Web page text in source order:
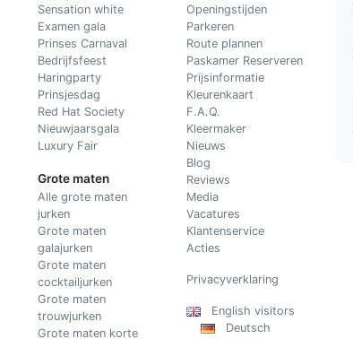
Sensation white
Examen gala
Prinses Carnaval
Bedrijfsfeest
Haringparty
Prinsjesdag
Red Hat Society
Nieuwjaarsgala
Luxury Fair
Grote maten
Alle grote maten
jurken
Grote maten
galajurken
Grote maten
cocktailjurken
Grote maten
trouwjurken
Grote maten korte
Openingstijden
Parkeren
Route plannen
Paskamer Reserveren
Prijsinformatie
Kleurenkaart
F.A.Q.
Kleermaker
Nieuws
Blog
Reviews
Media
Vacatures
Klantenservice
Acties
Privacyverklaring
English visitors
Deutsch